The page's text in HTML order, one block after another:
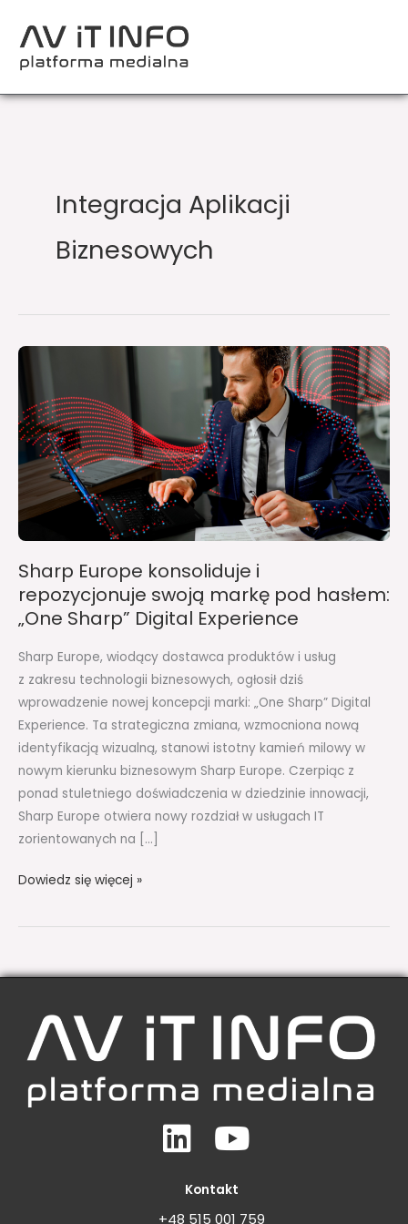
treści
Integracja Aplikacji
Biznesowych
Sharp Europe konsoliduje i
repozycjonuje swoją markę pod hasłem:
„One Sharp” Digital Experience
Sharp Europe, wiodący dostawca produktów i usług
z zakresu technologii biznesowych, ogłosił dziś
wprowadzenie nowej koncepcji marki: „One Sharp” Digital
Experience. Ta strategiczna zmiana, wzmocniona nową
identyfikacją wizualną, stanowi istotny kamień milowy w
nowym kierunku biznesowym Sharp Europe. Czerpiąc z
ponad stuletniego doświadczenia w dziedzinie innowacji,
Sharp Europe otwiera nowy rozdział w usługach IT
zorientowanych na […]
Sharp
konsoliduje
i
repozycjonuje
swoją
markę
pod
hasłem:
„One
Digital
Experience
Dowiedz się więcej »
LinkedinYoutube
Kontakt
+48 515 001 759